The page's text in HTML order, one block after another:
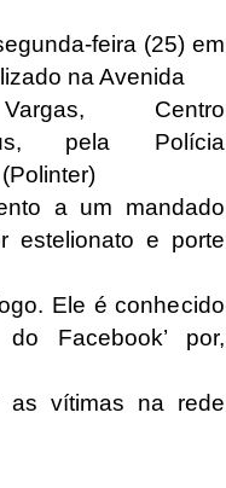
feira (25) em
na Avenida
Centro
pela Polícia
a um mandado
estelionato e porte
Ele é conhecido
do Facebook’ por,
as vítimas na rede